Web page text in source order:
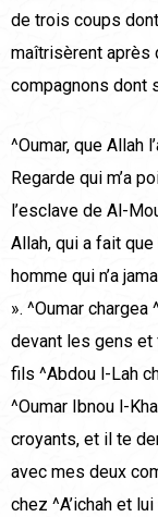
de trois coups
maîtrisèrent après
compagnons dont
^Oumar, que Allah
Regarde qui m’a
l’esclave de Al-
Allah, qui a fait
homme qui n’a
». ^Oumar
devant les gens et
fils ^Abdou l-Lah
^Oumar Ibnou l-
croyants, et il te
avec mes deux
chez ^A’ichah et